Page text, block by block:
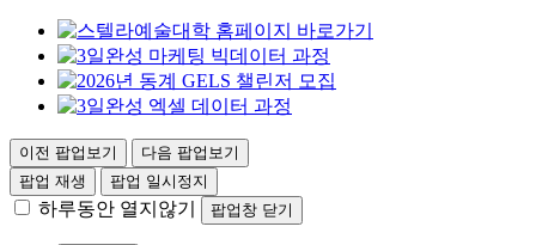
이전 팝업보기
다음 팝업보기
팝업 재생
팝업 일시정지
하루동안 열지않기 팝업창 닫기